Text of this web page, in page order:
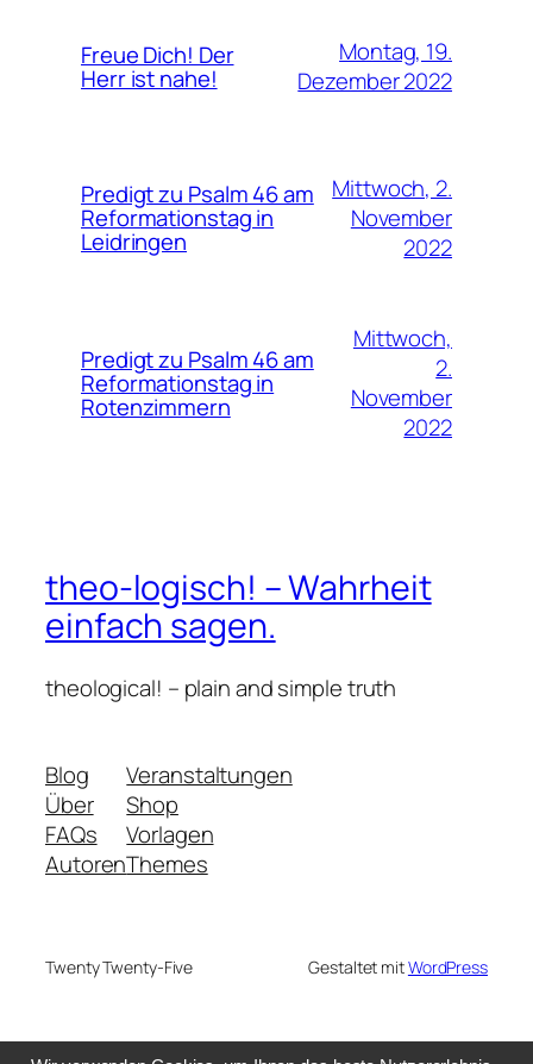
Freue Dich! Der
Herr ist nahe!
Montag, 19.
Dezember 2022
Predigt zu Psalm 46 am
Reformationstag in
Leidringen
Mittwoch, 2.
November
2022
Predigt zu Psalm 46 am
Reformationstag in
Rotenzimmern
Mittwoch,
2.
November
2022
theo-logisch! – Wahrheit
einfach sagen.
theological! – plain and simple truth
Blog
Über
FAQs
Autoren
Veranstaltungen
Shop
Vorlagen
Themes
Twenty Twenty-Five Gestaltet mitWordPress